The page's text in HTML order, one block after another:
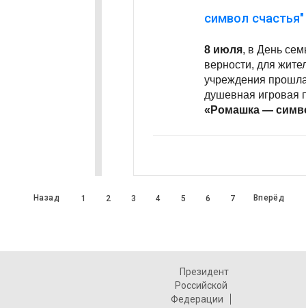
символ счастья"
8 июля, в День
верности, для
учреждения
душевная игровая
«Ромашка —
Назад 1 2 3 4 5 6 7 Вперёд
Президент
Российской
Федерации